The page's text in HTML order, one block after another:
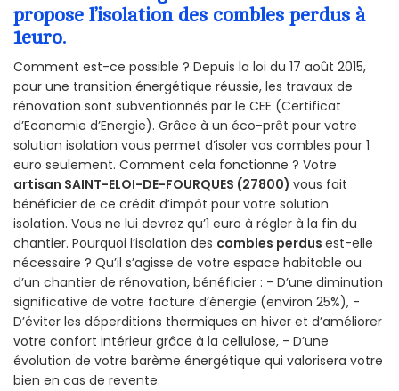
propose l’isolation des combles perdus à
1euro.
Comment est-ce possible ? Depuis la loi du 17 août 2015,
pour une transition énergétique réussie, les travaux de
rénovation sont subventionnés par le CEE (Certificat
d’Economie d’Energie). Grâce à un éco-prêt pour votre
solution isolation vous permet d’isoler vos combles pour 1
euro seulement. Comment cela fonctionne ? Votre
artisan SAINT-ELOI-DE-FOURQUES (27800) vous fait
bénéficier de ce crédit d’impôt pour votre solution
isolation. Vous ne lui devrez qu’1 euro à régler à la fin du
chantier. Pourquoi l’isolation des combles perdus est-elle
nécessaire ? Qu’il s’agisse de votre espace habitable ou
d’un chantier de rénovation, bénéficier : - D’une diminution
significative de votre facture d’énergie (environ 25%), -
D’éviter les déperditions thermiques en hiver et d’améliorer
votre confort intérieur grâce à la cellulose, - D’une
évolution de votre barème énergétique qui valorisera votre
bien en cas de revente.